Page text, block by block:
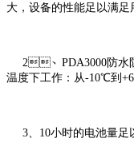
大，设备的性能足以满
2、PDA3000防水
温度下工作：从-10℃到
3、10小时的电池量